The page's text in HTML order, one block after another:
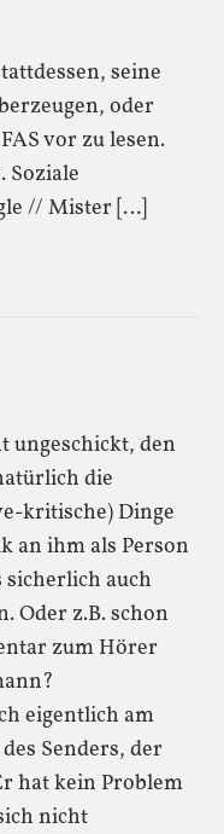
seine
oder
vor zu lesen.
Soziale
// Mister […]
ungeschickt, den
die
kritische) Dinge
an ihm als Person
sicherlich auch
Oder z.B. schon
zum Hörer
eigentlich am
Senders, der
hat kein Problem
nicht